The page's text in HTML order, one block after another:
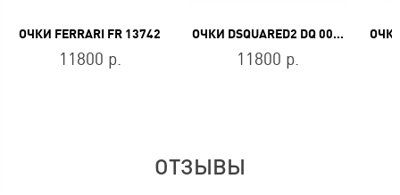
ОЧКИ FERRARI FR 13742
11800 р.
ОЧКИ DSQUARED2 DQ 0072 36F
11800 р.
ОТЗЫВЫ